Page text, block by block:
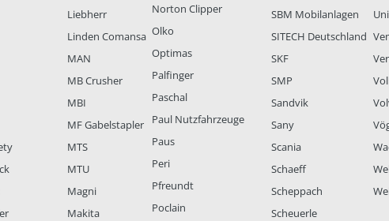
Liebherr
Linden Comansa
MAN
MB Crusher
MBI
MF Gabelstapler
MTS
MTU
Magni
Makita
Norton Clipper
Olko
Optimas
Palfinger
Paschal
Paul Nutzfahrzeuge
Paus
Peri
Pfreundt
Poclain
SBM Mobilanlagen
SITECH Deutschland
SKF
SMP
Sandvik
Sany
Scania
Schaeff
Scheppach
Scheuerle